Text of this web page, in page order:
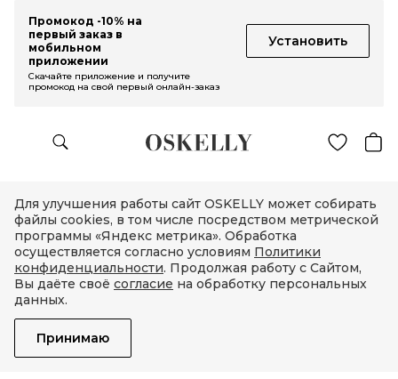
Промокод -10% на
первый заказ в
мобильном
приложении
Установить
Скачайте приложение и получите
промокод на свой первый онлайн-заказ
Для улучшения работы сайт OSKELLY может собирать
файлы cookies, в том числе посредством метрической
программы «Яндекс метрика». Обработка
осуществляется согласно условиям Политики
конфиденциальности. Продолжая работу с Сайтом,
Вы даёте своё согласие на обработку персональных
данных.
Принимаю